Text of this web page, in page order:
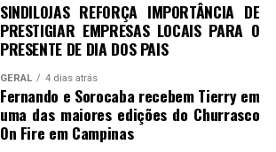
SINDILOJAS REFORÇA IMPORTÂNCIA DE
PRESTIGIAR EMPRESAS LOCAIS PARA O
PRESENTE DE DIA DOS PAIS
GERAL 4 dias atrás
Fernando e Sorocaba recebem Tierry em
uma das maiores edições do Churrasco
On Fire em Campinas